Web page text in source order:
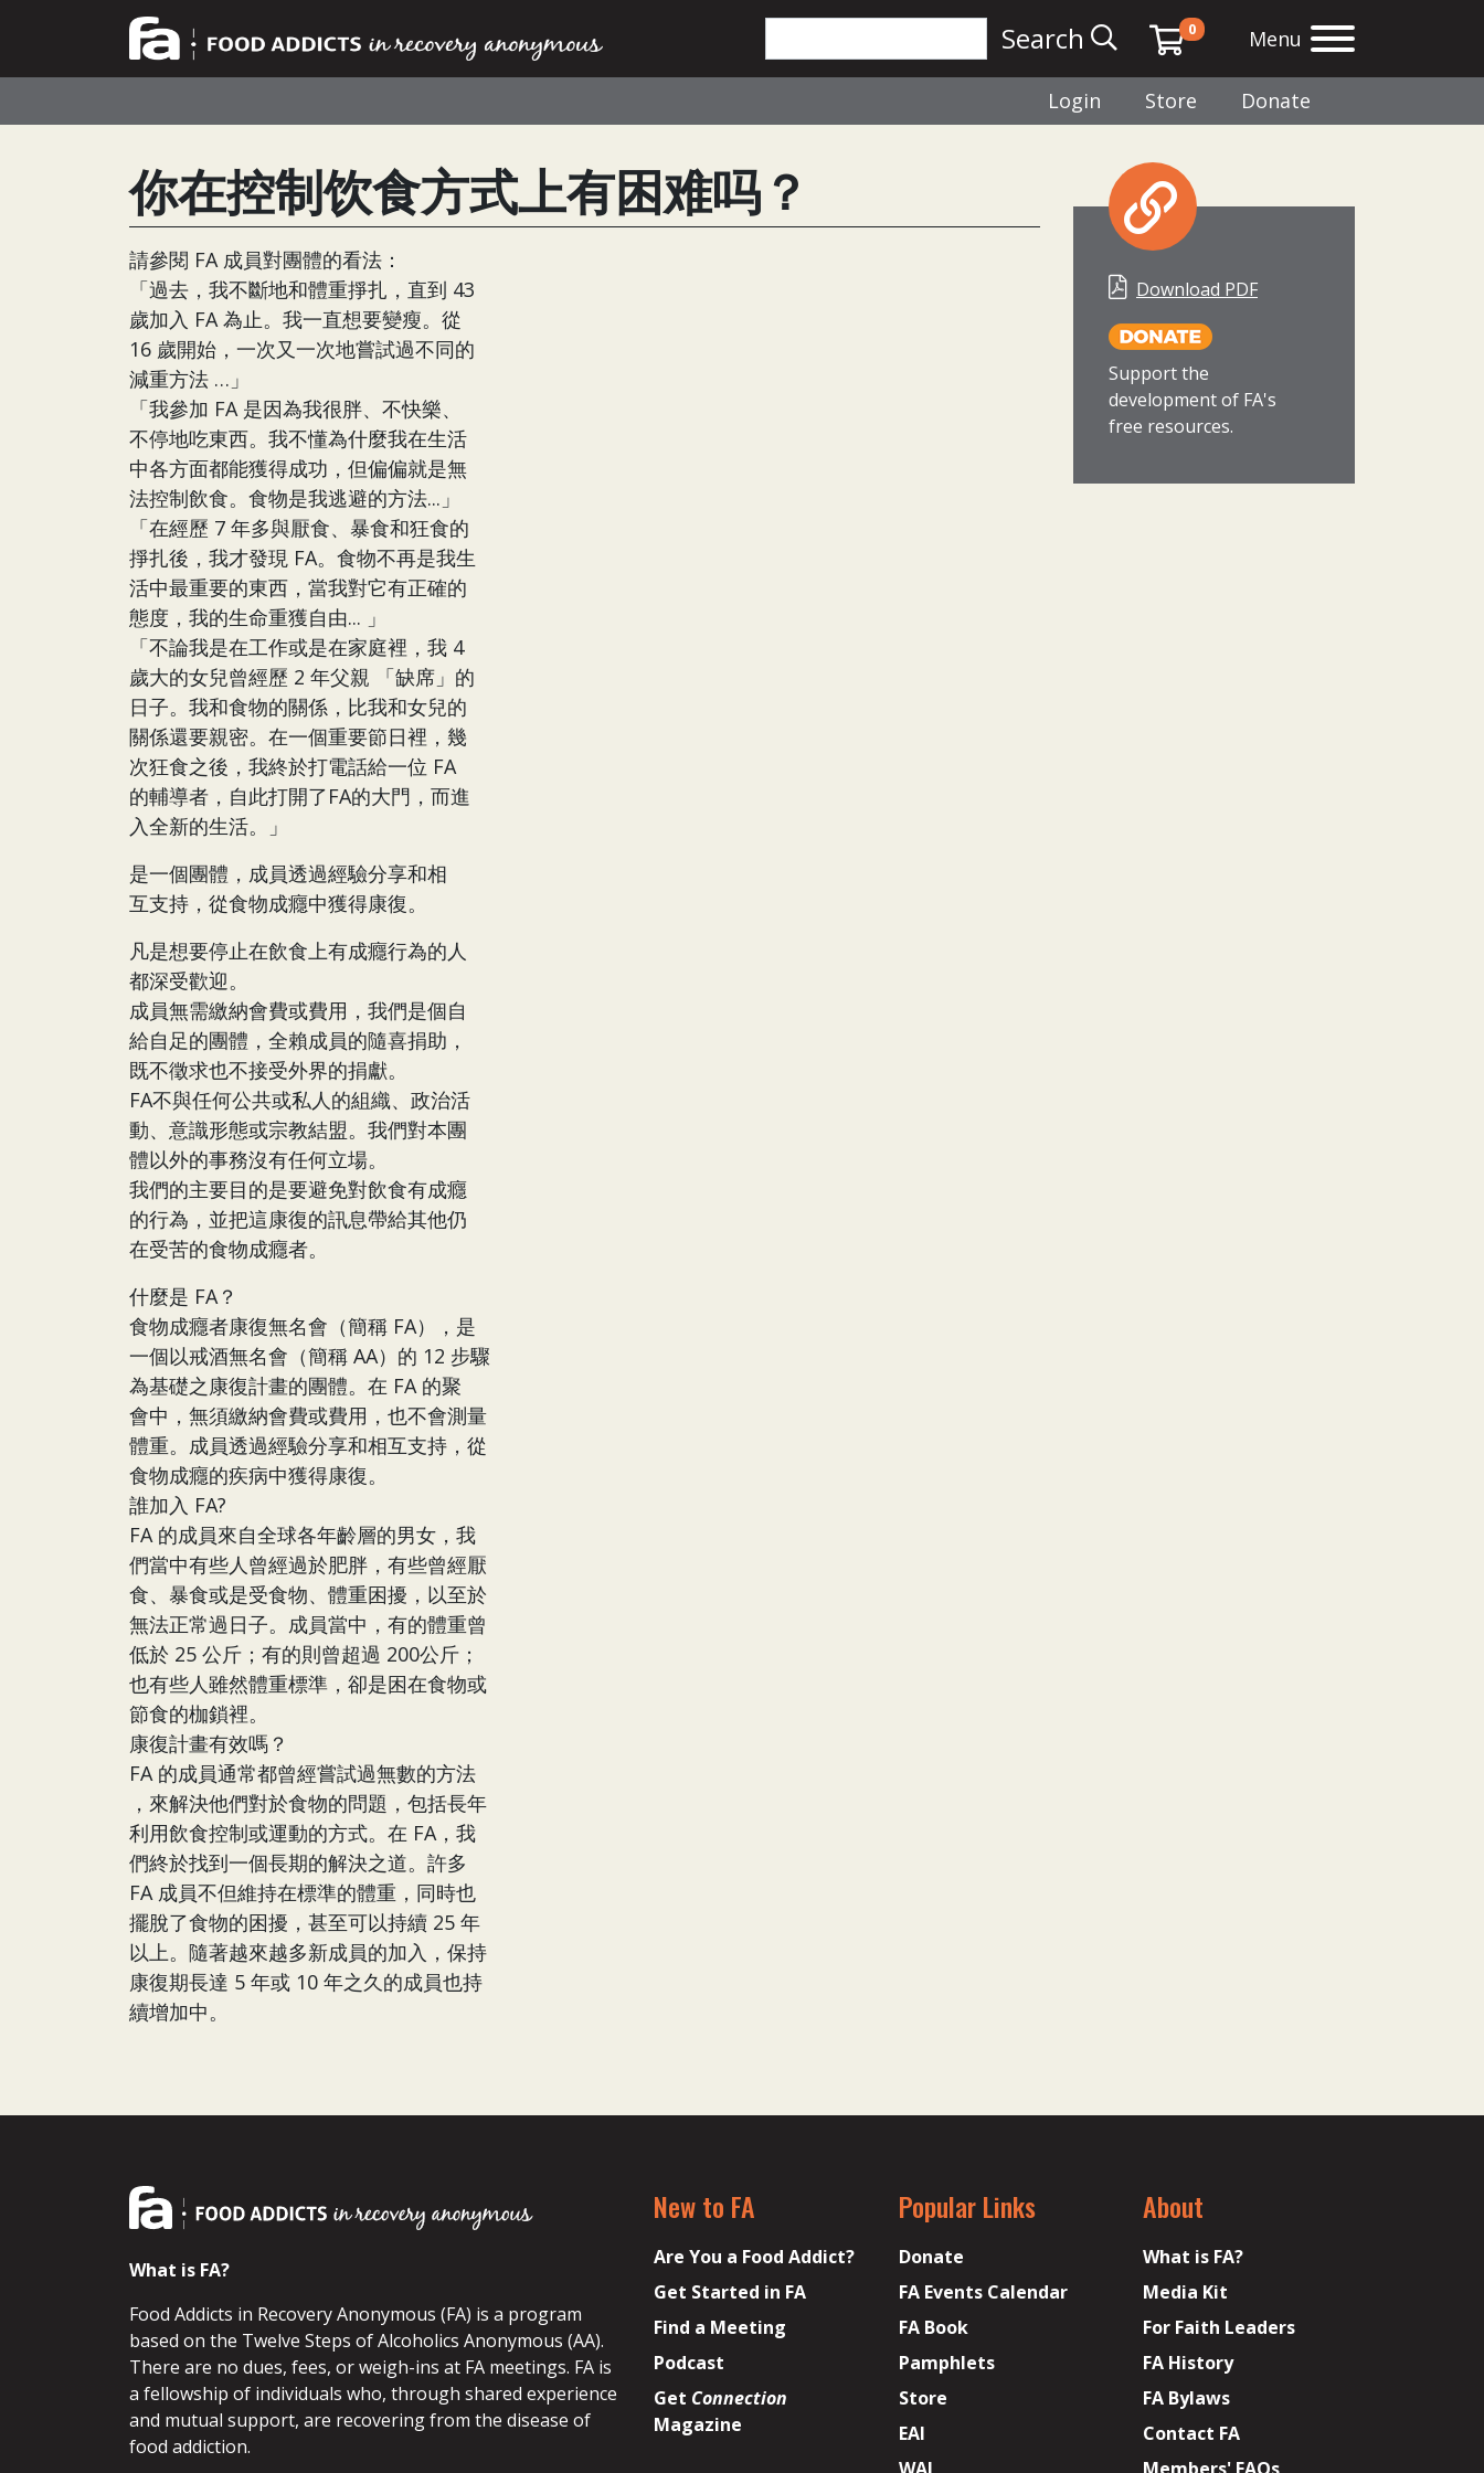
Search 0 Menu
Login Store Donate
你在控制饮食方式上有困难吗？
請參閱 FA 成員對團體的看法：
「過去，我不斷地和體重掙扎，直到 43
歲加入 FA 為止。我一直想要變瘦。從
16 歲開始，一次又一次地嘗試過不同的
減重方法 …」
「我參加 FA 是因為我很胖、不快樂、
不停地吃東西。我不懂為什麼我在生活
中各方面都能獲得成功，但偏偏就是無
法控制飲食。食物是我逃避的方法...」
「在經歷 7 年多與厭食、暴食和狂食的
掙扎後，我才發現 FA。食物不再是我生
活中最重要的東西，當我對它有正確的
態度，我的生命重獲自由... 」
「不論我是在工作或是在家庭裡，我 4
歲大的女兒曾經歷 2 年父親 「缺席」的
日子。我和食物的關係，比我和女兒的
關係還要親密。在一個重要節日裡，幾
次狂食之後，我終於打電話給一位 FA
的輔導者，自此打開了FA的大門，而進
入全新的生活。」
是一個團體，成員透過經驗分享和相
互支持，從食物成癮中獲得康復。
凡是想要停止在飲食上有成癮行為的人
都深受歡迎。
成員無需繳納會費或費用，我們是個自
給自足的團體，全賴成員的隨喜捐助，
既不徵求也不接受外界的捐獻。
FA不與任何公共或私人的組織、政治活
動、意識形態或宗教結盟。我們對本團
體以外的事務沒有任何立場。
我們的主要目的是要避免對飲食有成癮
的行為，並把這康復的訊息帶給其他仍
在受苦的食物成癮者。
什麼是 FA？
食物成癮者康復無名會（簡稱 FA），是
一個以戒酒無名會（簡稱 AA）的 12 步驟
為基礎之康復計畫的團體。在 FA 的聚
會中，無須繳納會費或費用，也不會測量
體重。成員透過經驗分享和相互支持，從
食物成癮的疾病中獲得康復。
誰加入 FA?
FA 的成員來自全球各年齡層的男女，我
們當中有些人曾經過於肥胖，有些曾經厭
食、暴食或是受食物、體重困擾，以至於
無法正常過日子。成員當中，有的體重曾
低於 25 公斤；有的則曾超過 200公斤；
也有些人雖然體重標準，卻是困在食物或
節食的枷鎖裡。
康復計畫有效嗎？
FA 的成員通常都曾經嘗試過無數的方法
，來解決他們對於食物的問題，包括長年
利用飲食控制或運動的方式。在 FA，我
們終於找到一個長期的解決之道。許多
FA 成員不但維持在標準的體重，同時也
擺脫了食物的困擾，甚至可以持續 25 年
以上。隨著越來越多新成員的加入，保持
康復期長達 5 年或 10 年之久的成員也持
續增加中。
Download PDF
Support the
development of FA's
free resources.
What is FA?
Food Addicts in Recovery Anonymous (FA) is a program
based on the Twelve Steps of Alcoholics Anonymous (AA).
There are no dues, fees, or weigh-ins at FA meetings. FA is
a fellowship of individuals who, through shared experience
and mutual support, are recovering from the disease of
food addiction.
New to FA
Are You a Food Addict?
Get Started in FA
Find a Meeting
Podcast
Get Connection
Magazine
Popular Links
Donate
FA Events Calendar
FA Book
Pamphlets
Store
EAI
About
What is FA?
Media Kit
For Faith Leaders
FA History
FA Bylaws
Contact FA